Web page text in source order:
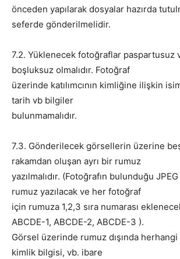
önceden yapılarak dosyalar hazırda
seferde gönderilmelidir.
7.2. Yüklenecek fotoğraflar paspartusuz
boşluksuz olmalıdır. Fotoğraf
üzerinde katılımcının kimliğine ilişkin
tarih vb bilgiler
bulunmamalıdır.
7.3. Gönderilecek görsellerin üzerine
rakamdan oluşan ayrı bir rumuz
yazılmalıdır. (Fotoğrafın bulunduğu
rumuz yazılacak ve her fotoğraf
için rumuza 1,2,3 sıra numarası
ABCDE-1, ABCDE-2, ABCDE-3 ).
Görsel üzerinde rumuz dışında herhangi
kimlik bilgisi, vb. ibare